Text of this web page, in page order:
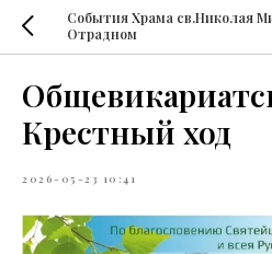
События Храма св.Николая
Отрадном
Крестный ход
2026-05-23 10:41